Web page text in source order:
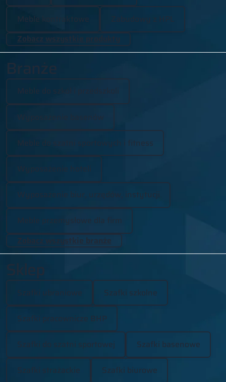
Meble kontraktowe
Zobacz wszystkie produkty
Branże
Meble do szkół i przedszkoli
Wyposażenie basenów
Meble do szatni sportowych i fitness
Zobacz wszystkie branże
Szafki szkolne
Szafki do szatni sportowej Szafki basenowe
Szafki strażackie Szafki biurowe